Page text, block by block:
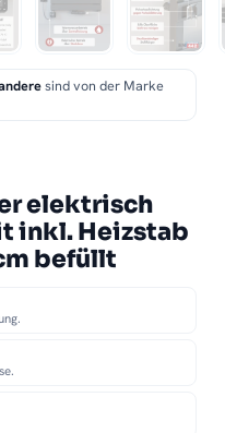
sind von der Marke
elektrisch
inkl. Heizstab
befüllt